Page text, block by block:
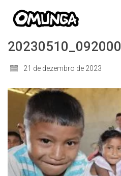
20230510_092000
21 de dezembro de 2023